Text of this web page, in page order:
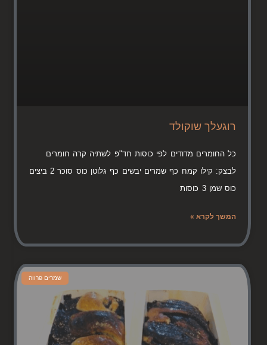
רוגעלך שוקולד
כל החומרים מדודים לפי כוסות חד"פ לשתיה קרה חומרים
לבצק: קילו קמח כף שמרים יבשים כף גלוטן כוס סוכר 2 ביצים
כוס שמן 3 כוסות
המשך לקרא »
שמרים פרווה